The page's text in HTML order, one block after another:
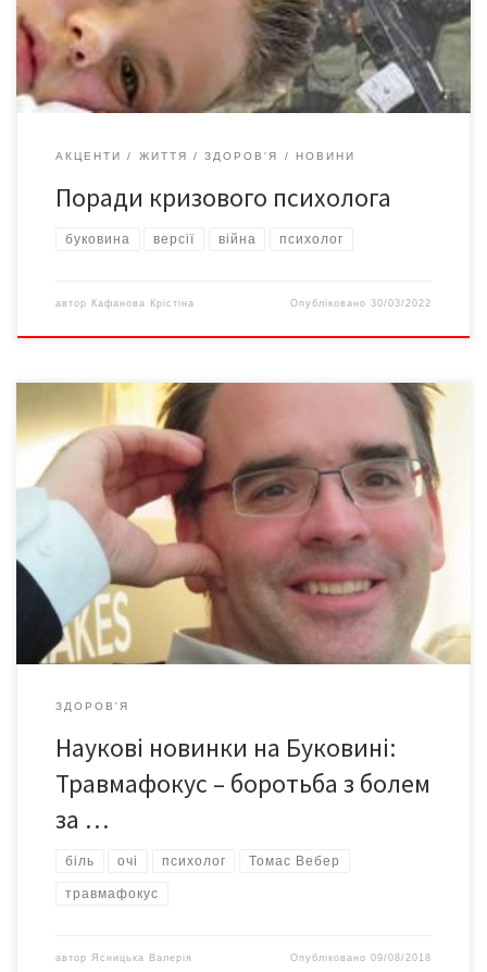
їсти? Вода. Помалу пити воду – це діє заспокійливо, бо змушує
[…]
АКЦЕНТИ ЖИТТЯ ЗДОРОВ'Я НОВИНИ
Поради кризового психолога
буковина версії війна психолог
автор Кафанова Крістіна Опубліковано30/03/2022
Томас ВЕБЕР (ТНОМАS WEBER) – клінічний психолог,
нейропсихолог, гештальт-терапевт і травматерапевт,
терапевт у роботі з парами, клінічний дослідник у сфері
терапії болю в клініці SysTelios (Німеччина), засновник
Німецького товариства психотравматології та дослідження
насильства (GPTG), засновник методу травмафокусу, керівник
інституту нейропсихотерапії (Австрія) – був учасником ХХІV
науково-практичної конференції з […]
ЗДОРОВ'Я
Наукові новинки на Буковині:
Травмафокус – боротьба з болем
за …
біль очі психолог Томас Вебер
травмафокус
автор Ясницька Валерія Опубліковано09/08/2018